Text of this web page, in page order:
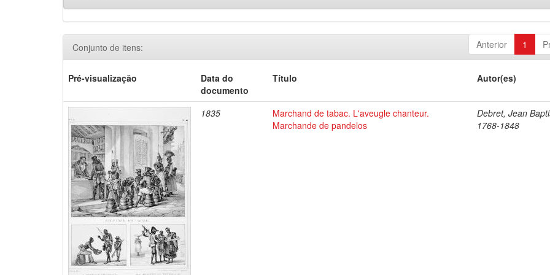
Anterior 1
Conjunto de itens:
Pré-visualização
Data do
documento
Título Autor(es)
1835
Marchand de tabac. L'aveugle chanteur.
Marchande de pandelos
Debret, Jean
1768-1848